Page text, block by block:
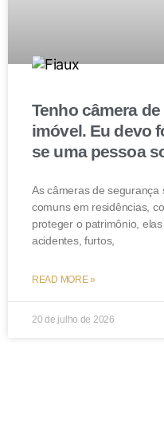
Tenho câmera
imóvel. Eu devo
se uma pessoa
As câmeras de
comuns em residências,
proteger o patrimônio,
acidentes, furtos,
READ MORE »
20 de julho de 2026